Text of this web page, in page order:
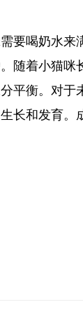
要喝奶水来
随着小猫咪
平衡。对于
长和发育。